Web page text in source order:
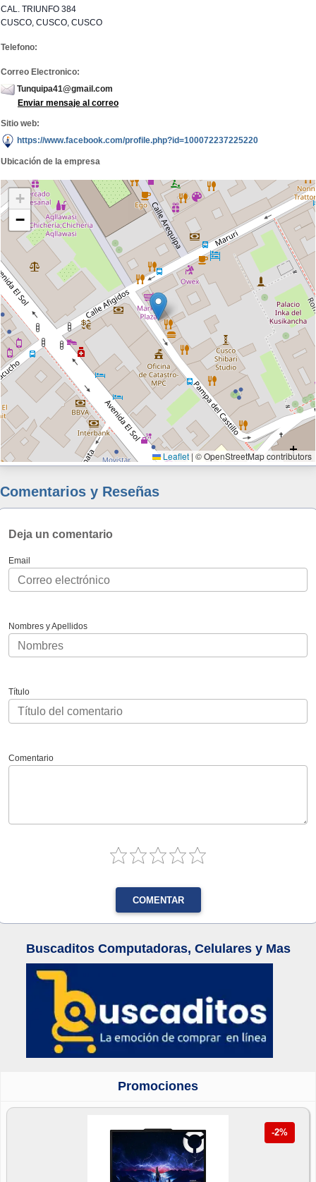
CAL. TRIUNFO 384
CUSCO, CUSCO, CUSCO
Telefono:
Correo Electronico:
Tunquipa41@gmail.com
Enviar mensaje al correo
Sitio web:
https://www.facebook.com/profile.php?id=100072237225220
Ubicación de la empresa
+
−
Leaflet | © OpenStreetMap contributors
Comentarios y Reseñas
Deja un comentario
Email
Nombres y Apellidos
Título
Comentario
COMENTAR
Buscaditos Computadoras, Celulares y Mas
Promociones
-2%